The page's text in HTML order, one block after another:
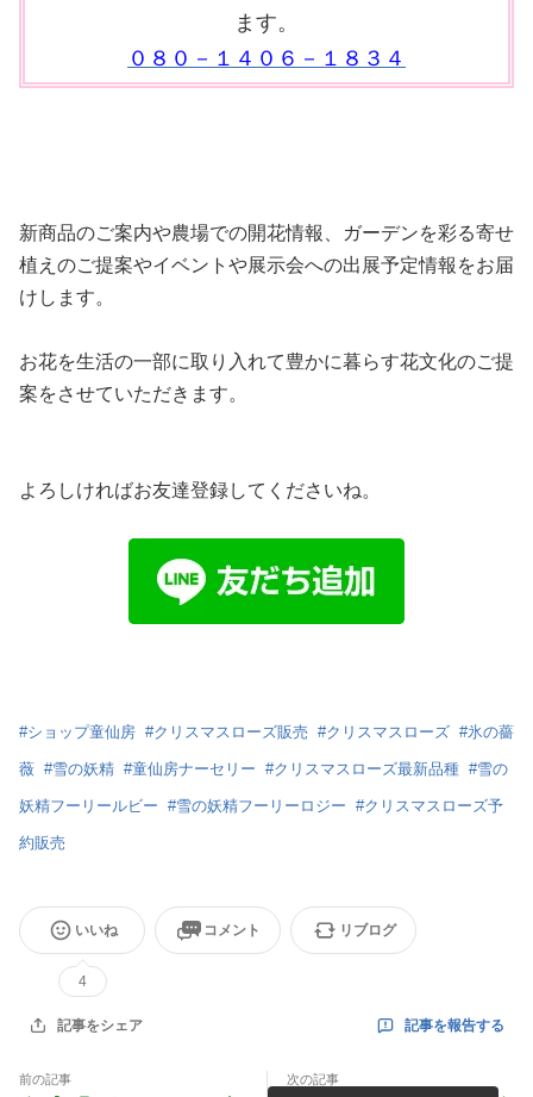
ます。
０８０－１４０６－１８３４
新商品のご案内や農場での開花情報、ガーデンを彩る寄せ
植えのご提案やイベントや展示会への出展予定情報をお届
けします。
お花を生活の一部に取り入れて豊かに暮らす花文化のご提
案をさせていただきます。
よろしければお友達登録してくださいね。
#ショップ童仙房 #クリスマスローズ販売 #クリスマスローズ #氷の薔
薇 #雪の妖精 #童仙房ナーセリー #クリスマスローズ最新品種 #雪の
妖精フーリールビー #雪の妖精フーリーロジー #クリスマスローズ予
約販売
いいね
4
コメント リブログ
記事をシェア 記事を報告する
前の記事 次の記事